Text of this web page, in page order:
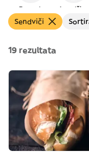
Burgeri Američka
Sendviči
19 rezultata